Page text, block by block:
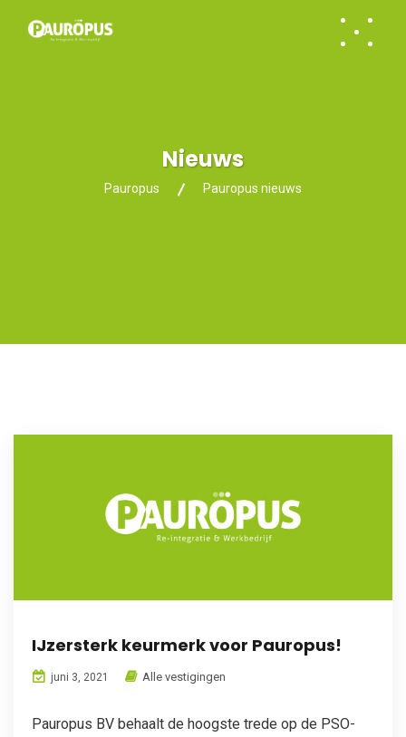
Nieuws
Pauropus Pauropus nieuws
IJzersterk keurmerk voor Pauropus!
juni 3, 2021 Alle vestigingen
Pauropus BV behaalt de hoogste trede op de PSO-